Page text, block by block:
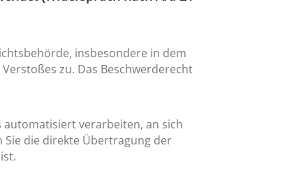
insbesondere in dem
zu. Das Beschwerderecht
automatisiert verarbeiten, an sich
Sie die direkte Übertragung der